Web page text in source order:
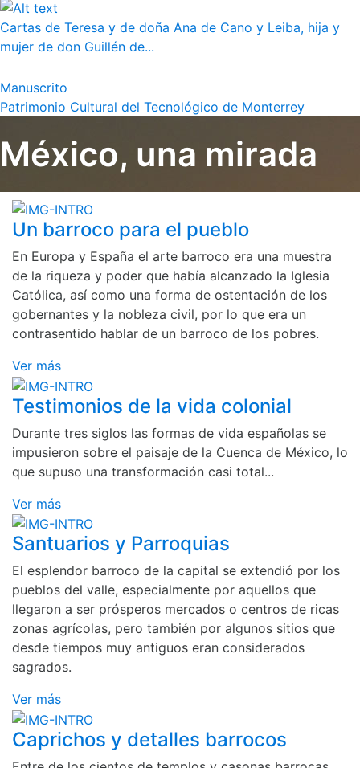
Cartas de Teresa y de doña Ana de Cano y Leiba, hija y
mujer de don Guillén de...
Manuscrito
Patrimonio Cultural del Tecnológico de Monterrey
México, una mirada
Un barroco para el pueblo
En Europa y España el arte barroco era una muestra
de la riqueza y poder que había alcanzado la Iglesia
Católica, así como una forma de ostentación de los
gobernantes y la nobleza civil, por lo que era un
contrasentido hablar de un barroco de los pobres.
Ver más
Testimonios de la vida colonial
Durante tres siglos las formas de vida españolas se
impusieron sobre el paisaje de la Cuenca de México, lo
que supuso una transformación casi total...
Ver más
Santuarios y Parroquias
El esplendor barroco de la capital se extendió por los
pueblos del valle, especialmente por aquellos que
llegaron a ser prósperos mercados o centros de ricas
zonas agrícolas, pero también por algunos sitios que
desde tiempos muy antiguos eran considerados
sagrados.
Ver más
Caprichos y detalles barrocos